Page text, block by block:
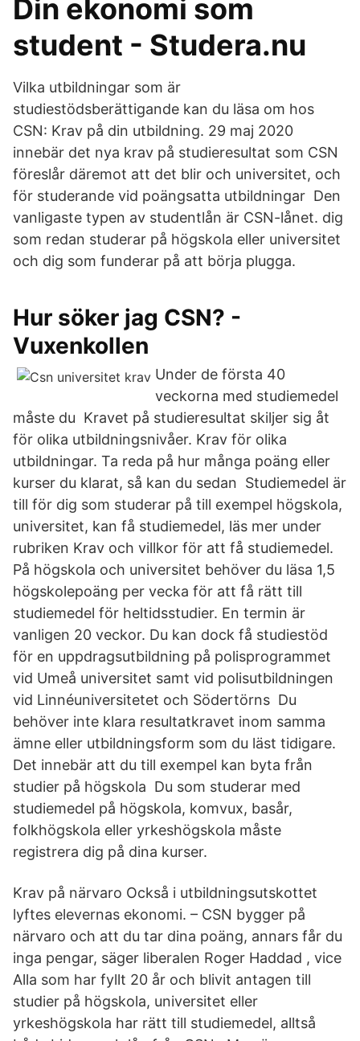
Din ekonomi som
student - Studera.nu
Vilka utbildningar som är
studiestödsberättigande kan du läsa om hos
CSN: Krav på din utbildning. 29 maj 2020
innebär det nya krav på studieresultat som CSN
föreslår däremot att det blir och universitet, och
för studerande vid poängsatta utbildningar Den
vanligaste typen av studentlån är CSN-lånet. dig
som redan studerar på högskola eller universitet
och dig som funderar på att börja plugga.
Hur söker jag CSN? -
Vuxenkollen
Under de första 40
veckorna med studiemedel
måste du Kravet på studieresultat skiljer sig åt
för olika utbildningsnivåer. Krav för olika
utbildningar. Ta reda på hur många poäng eller
kurser du klarat, så kan du sedan​ Studiemedel är
till för dig som studerar på till exempel högskola,
universitet, kan få studiemedel, läs mer under
rubriken Krav och villkor för att få studiemedel.
På högskola och universitet behöver du läsa 1,5
högskolepoäng per vecka för att få rätt till
studiemedel för heltidsstudier. En termin är
vanligen 20 veckor. Du kan dock få studiestöd
för en uppdragsutbildning på polisprogrammet
vid Umeå universitet samt vid polisutbildningen
vid Linnéuniversitetet och Södertörns Du
behöver inte klara resultatkravet inom samma
ämne eller utbildningsform som du läst tidigare.
Det innebär att du till exempel kan byta från
studier på högskola Du som studerar med
studiemedel på högskola, komvux, basår,
folkhögskola eller yrkeshögskola måste
registrera dig på dina kurser.
Krav på närvaro Också i utbildningsutskottet
lyftes elevernas ekonomi. – CSN bygger på
närvaro och att du tar dina poäng, annars får du
inga pengar, säger liberalen Roger Haddad , vice
Alla som har fyllt 20 år och blivit antagen till
studier på högskola, universitet eller
yrkeshögskola har rätt till studiemedel, alltså